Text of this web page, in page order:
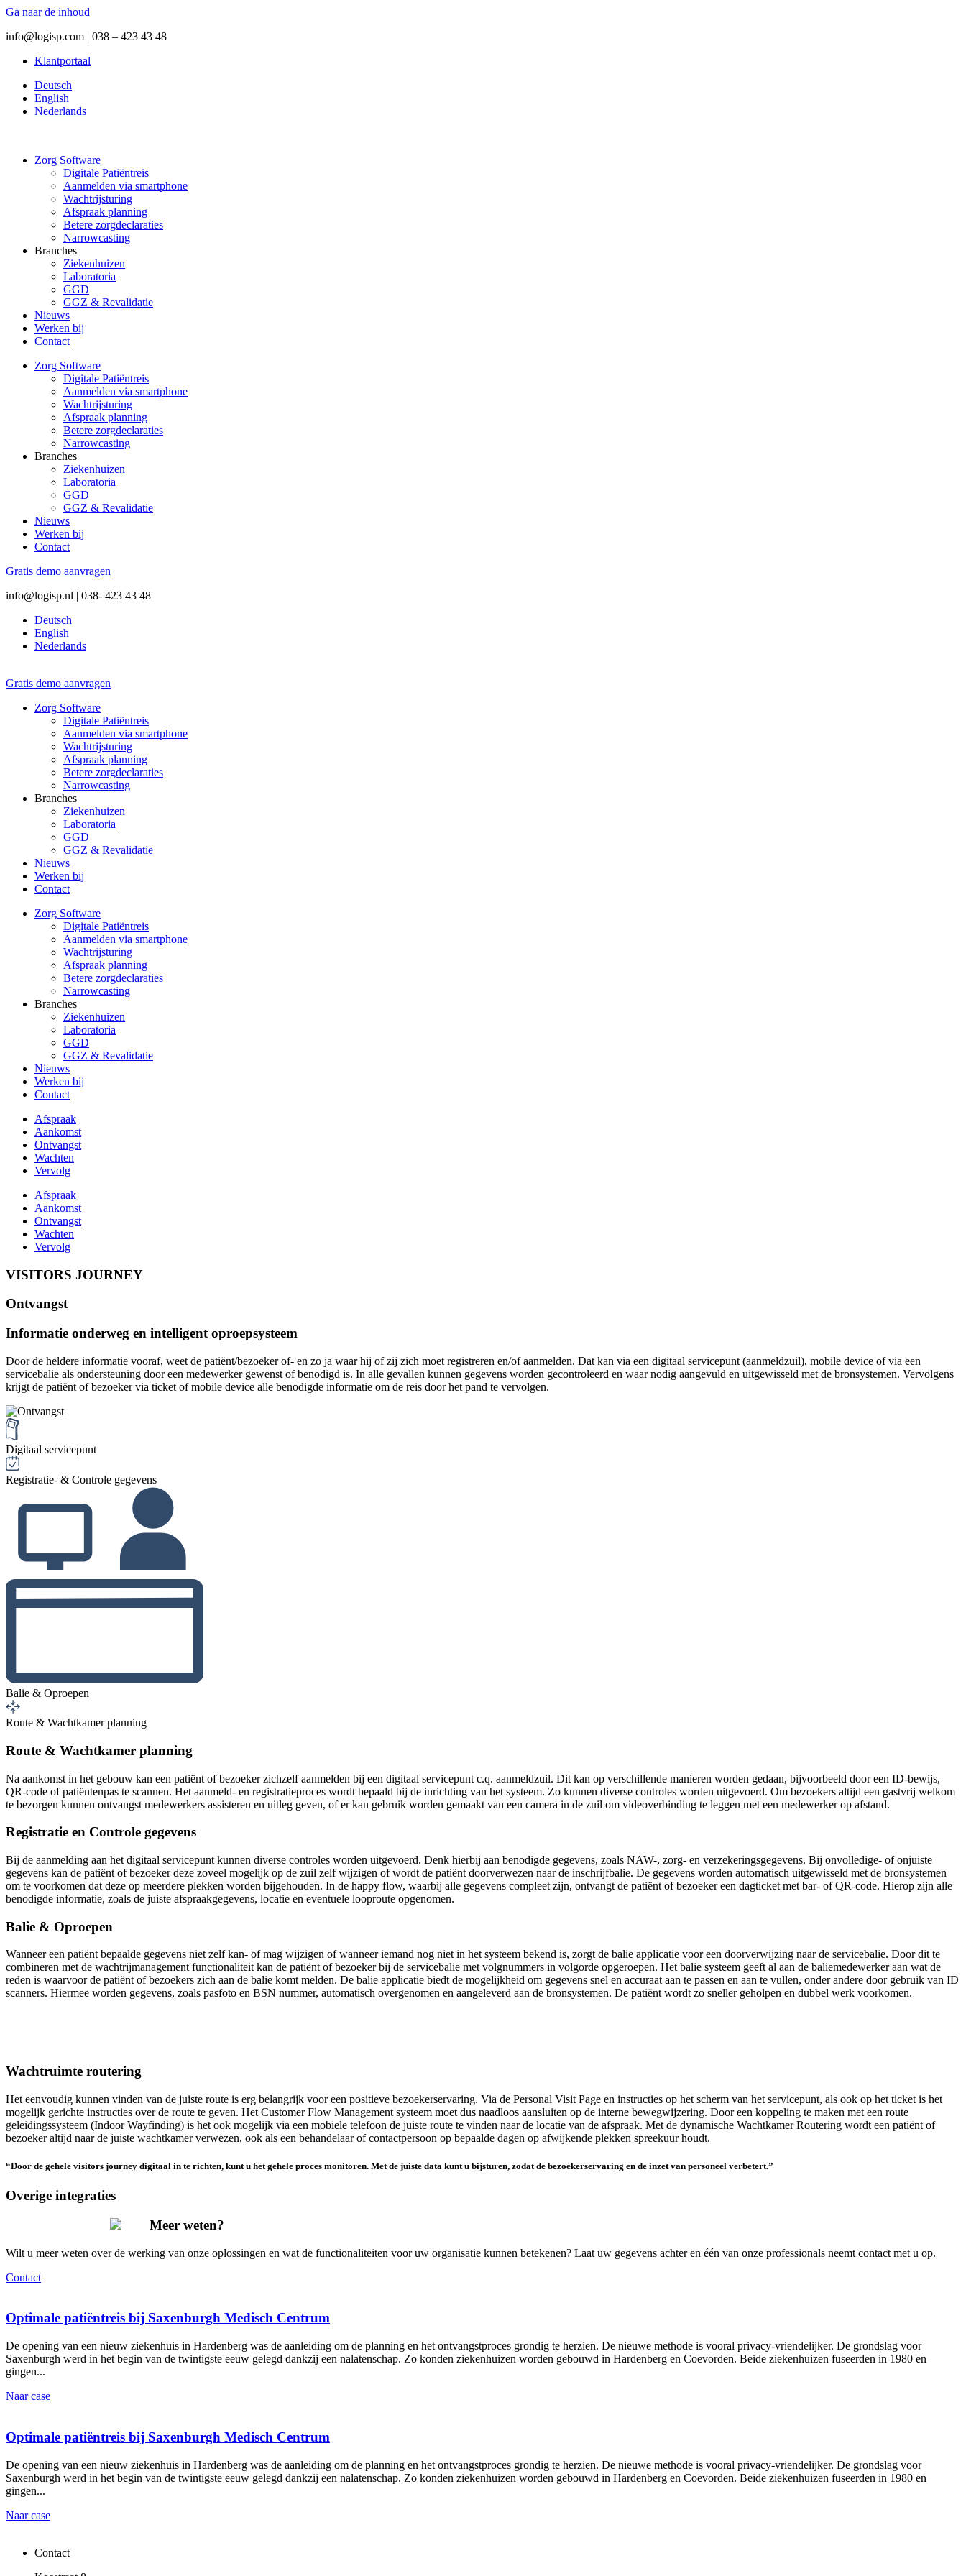
Ga naar de inhoud
info@logisp.com | 038 – 423 43 48
Klantportaal
Deutsch
English
Nederlands
Zorg Software
Digitale Patiëntreis
Aanmelden via smartphone
Wachtrijsturing
Afspraak planning
Betere zorgdeclaraties
Narrowcasting
Branches
Ziekenhuizen
Laboratoria
GGD
GGZ & Revalidatie
Nieuws
Werken bij
Contact
Zorg Software
Digitale Patiëntreis
Aanmelden via smartphone
Wachtrijsturing
Afspraak planning
Betere zorgdeclaraties
Narrowcasting
Branches
Ziekenhuizen
Laboratoria
GGD
GGZ & Revalidatie
Nieuws
Werken bij
Contact
Gratis demo aanvragen
info@logisp.nl | 038- 423 43 48
Deutsch
English
Nederlands
Gratis demo aanvragen
Zorg Software
Digitale Patiëntreis
Aanmelden via smartphone
Wachtrijsturing
Afspraak planning
Betere zorgdeclaraties
Narrowcasting
Branches
Ziekenhuizen
Laboratoria
GGD
GGZ & Revalidatie
Nieuws
Werken bij
Contact
Zorg Software
Digitale Patiëntreis
Aanmelden via smartphone
Wachtrijsturing
Afspraak planning
Betere zorgdeclaraties
Narrowcasting
Branches
Ziekenhuizen
Laboratoria
GGD
GGZ & Revalidatie
Nieuws
Werken bij
Contact
Afspraak
Aankomst
Ontvangst
Wachten
Vervolg
Afspraak
Aankomst
Ontvangst
Wachten
Vervolg
VISITORS JOURNEY
Ontvangst
Informatie onderweg en intelligent oproepsysteem
Door de heldere informatie vooraf, weet de patiënt/bezoeker of- en zo ja waar hij of zij zich moet registreren en/of aanmelden. Dat kan via een digitaal servicepunt (aanmeldzuil), mobile device of via een
servicebalie als ondersteuning door een medewerker gewenst of benodigd is. In alle gevallen kunnen gegevens worden gecontroleerd en waar nodig aangevuld en uitgewisseld met de bronsystemen. Vervolgens
krijgt de patiënt of bezoeker via ticket of mobile device alle benodigde informatie om de reis door het pand te vervolgen.
Digitaal servicepunt
Registratie- & Controle gegevens
Balie & Oproepen
Route & Wachtkamer planning
Route & Wachtkamer planning
Na aankomst in het gebouw kan een patiënt of bezoeker zichzelf aanmelden bij een digitaal servicepunt c.q. aanmeldzuil. Dit kan op verschillende manieren worden gedaan, bijvoorbeeld door een ID-bewijs,
QR-code of patiëntenpas te scannen. Het aanmeld- en registratieproces wordt bepaald bij de inrichting van het systeem. Zo kunnen diverse controles worden uitgevoerd. Om bezoekers altijd een gastvrij welkom
te bezorgen kunnen ontvangst medewerkers assisteren en uitleg geven, of er kan gebruik worden gemaakt van een camera in de zuil om videoverbinding te leggen met een medewerker op afstand.
Registratie en Controle gegevens
Bij de aanmelding aan het digitaal servicepunt kunnen diverse controles worden uitgevoerd. Denk hierbij aan benodigde gegevens, zoals NAW-, zorg- en verzekeringsgegevens. Bij onvolledige- of onjuiste
gegevens kan de patiënt of bezoeker deze zoveel mogelijk op de zuil zelf wijzigen of wordt de patiënt doorverwezen naar de inschrijfbalie. De gegevens worden automatisch uitgewisseld met de bronsystemen
om te voorkomen dat deze op meerdere plekken worden bijgehouden. In de happy flow, waarbij alle gegevens compleet zijn, ontvangt de patiënt of bezoeker een dagticket met bar- of QR-code. Hierop zijn alle
benodigde informatie, zoals de juiste afspraakgegevens, locatie en eventuele looproute opgenomen.
Balie & Oproepen
Wanneer een patiënt bepaalde gegevens niet zelf kan- of mag wijzigen of wanneer iemand nog niet in het systeem bekend is, zorgt de balie applicatie voor een doorverwijzing naar de servicebalie. Door dit te
combineren met de wachtrijmanagement functionaliteit kan de patiënt of bezoeker bij de servicebalie met volgnummers in volgorde opgeroepen. Het balie systeem geeft al aan de baliemedewerker aan wat de
reden is waarvoor de patiënt of bezoekers zich aan de balie komt melden. De balie applicatie biedt de mogelijkheid om gegevens snel en accuraat aan te passen en aan te vullen, onder andere door gebruik van ID
scanners. Hiermee worden gegevens, zoals pasfoto en BSN nummer, automatisch overgenomen en aangeleverd aan de bronsystemen. De patiënt wordt zo sneller geholpen en dubbel werk voorkomen.
Wachtruimte routering
Het eenvoudig kunnen vinden van de juiste route is erg belangrijk voor een positieve bezoekerservaring. Via de Personal Visit Page en instructies op het scherm van het servicepunt, als ook op het ticket is het
mogelijk gerichte instructies over de route te geven. Het Customer Flow Management systeem moet dus naadloos aansluiten op de interne bewegwijzering. Door een koppeling te maken met een route
geleidingssysteem (Indoor Wayfinding) is het ook mogelijk via een mobiele telefoon de juiste route te vinden naar de locatie van de afspraak. Met de dynamische Wachtkamer Routering wordt een patiënt of
bezoeker altijd naar de juiste wachtkamer verwezen, ook als een behandelaar of contactpersoon op bepaalde dagen op afwijkende plekken spreekuur houdt.
“Door de gehele visitors journey digitaal in te richten, kunt u het gehele proces monitoren. Met de juiste data kunt u bijsturen, zodat de bezoekerservaring en de inzet van personeel verbetert.”
Overige integraties
Meer weten?
Wilt u meer weten over de werking van onze oplossingen en wat de functionaliteiten voor uw organisatie kunnen betekenen? Laat uw gegevens achter en één van onze professionals neemt contact met u op.
Contact
Optimale patiëntreis bij Saxenburgh Medisch Centrum
De opening van een nieuw ziekenhuis in Hardenberg was de aanleiding om de planning en het ontvangstproces grondig te herzien. De nieuwe methode is vooral privacy-vriendelijker. De grondslag voor
Saxenburgh werd in het begin van de twintigste eeuw gelegd dankzij een nalatenschap. Zo konden ziekenhuizen worden gebouwd in Hardenberg en Coevorden. Beide ziekenhuizen fuseerden in 1980 en
gingen
Naar case
Optimale patiëntreis bij Saxenburgh Medisch Centrum
De opening van een nieuw ziekenhuis in Hardenberg was de aanleiding om de planning en het ontvangstproces grondig te herzien. De nieuwe methode is vooral privacy-vriendelijker. De grondslag voor
Saxenburgh werd in het begin van de twintigste eeuw gelegd dankzij een nalatenschap. Zo konden ziekenhuizen worden gebouwd in Hardenberg en Coevorden. Beide ziekenhuizen fuseerden in 1980 en
gingen
Naar case
Contact